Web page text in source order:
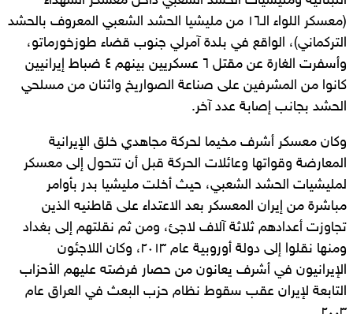
(معسكر اللواء الـ١٦ من مليشيا الحشد الشعبي المعروف بالحشد
التركماني)، الواقع في بلدة آمرلي جنوب قضاء طوزخورماتو،
وأسفرت الغارة عن مقتل ٦ عسكريين بينهم ٤ ضباط إيرانيين
كانوا من المشرفين على صناعة الصواريخ واثنان من مسلحي
الحشد بجانب إصابة عدد آخر.
وكان معسكر أشرف مخيما لحركة مجاهدي خلق الإيرانية
المعارضة وقواتها وعائلات الحركة قبل أن تتحول إلى معسكر
لمليشيات الحشد الشعبي، حيث أخلت مليشيا بدر بأوامر
مباشرة من إيران المعسكر بعد الاعتداء على قاطنيه الذين
تجاوزت أعدادهم ثلاثة آلاف لاجئ، ومن ثم نقلتهم إلى بغداد
ومنها نقلوا إلى دولة أوروبية عام ٢٠١٣، وكان اللاجئون
الإيرانيون في أشرف يعانون من حصار فرضته عليهم الأحزاب
التابعة لإيران عقب سقوط نظام حزب البعث في العراق عام